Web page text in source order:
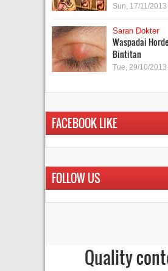
Sun, 17/11/
Saran Dokter
Waspadai
Bintitan
Tue, 29/10/2013
FACEBOOK LIKE
FOLLOW US
Quality